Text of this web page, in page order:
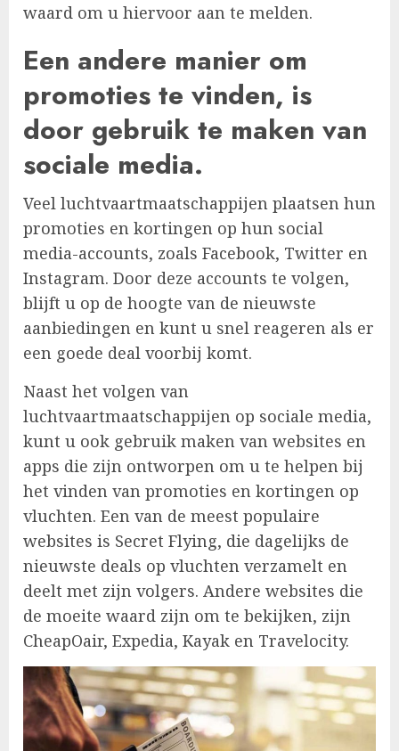
waard om u hiervoor aan te melden.
Een andere manier om
promoties te vinden, is
door gebruik te maken van
sociale media.
Veel luchtvaartmaatschappijen plaatsen hun
promoties en kortingen op hun social
media-accounts, zoals Facebook, Twitter en
Instagram. Door deze accounts te volgen,
blijft u op de hoogte van de nieuwste
aanbiedingen en kunt u snel reageren als er
een goede deal voorbij komt.
Naast het volgen van
luchtvaartmaatschappijen op sociale media,
kunt u ook gebruik maken van websites en
apps die zijn ontworpen om u te helpen bij
het vinden van promoties en kortingen op
vluchten. Een van de meest populaire
websites is Secret Flying, die dagelijks de
nieuwste deals op vluchten verzamelt en
deelt met zijn volgers. Andere websites die
de moeite waard zijn om te bekijken, zijn
CheapOair, Expedia, Kayak en Travelocity.